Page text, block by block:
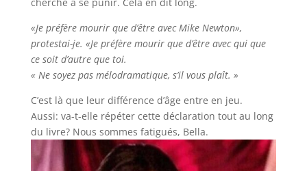
«Je préfère mourir que d’être avec Mike Newton»,
protestai-je. «Je préfère mourir que d’être avec qui que
ce soit d’autre que toi.
« Ne soyez pas mélodramatique, s’il vous plaît. »
C’est là que leur différence d’âge entre en jeu.
Aussi: va-t-elle répéter cette déclaration tout au long
du livre? Nous sommes fatigués, Bella.